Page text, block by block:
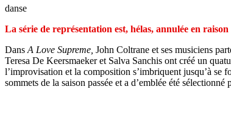
danse
La série de représentation est, hélas, annulée en
Dans A Love Supreme, John Coltrane et ses musiciens
Teresa De Keersmaeker et Salva Sanchis ont créé un
l’improvisation et la composition s’imbriquent jusqu’à
sommets de la saison passée et a d’emblée été